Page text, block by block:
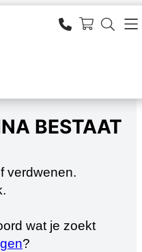
BESTAAT
verdwenen.
wat je zoekt
?